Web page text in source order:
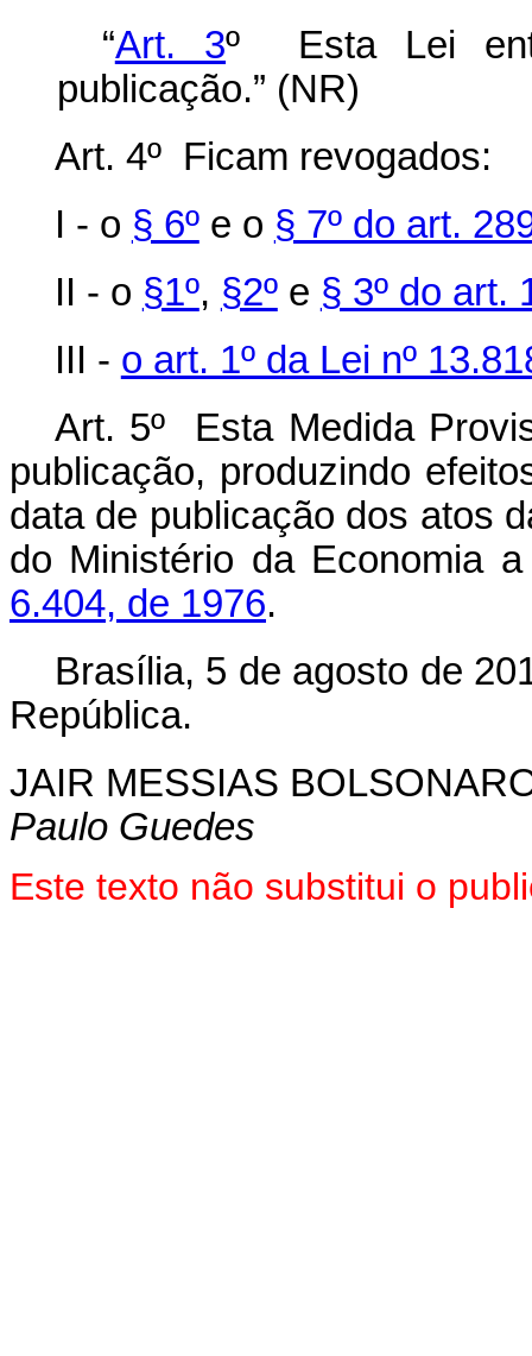
“Art. 3º Esta Lei
publicação.” (NR)
Art. 4º Ficam revogados:
I - o § 6ºe o § 7º do art.
II - o §1º, §2ºe § 3º do art.
III - o art. 1º da Lei nº
Art. 5º Esta Medida
publicação, produzindo
data de publicação dos atos
do Ministério da Economia
6.404, de 1976.
Brasília, 5 de agosto de
República.
JAIR MESSIAS
Paulo Guedes
Este texto não substitui o